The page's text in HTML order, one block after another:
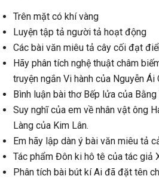
Trên mặt có khí vàng
Luyện tập tả người tả hoạt động
Các bài văn miêu tả cây cối đạt
Hãy phân tích nghệ thuật châm
truyện ngắn Vi hành của Nguyễn Ái
Bình luận bài thơ Bếp lửa của Bằng
Suy nghĩ của em về nhân vật ông
Làng của Kim Lân.
Em hãy lập dàn ý bài văn miêu tả
Tác phẩm Đôn ki hô tê của tác giả
Phân tích bài bút kí Ai đã đặt tên